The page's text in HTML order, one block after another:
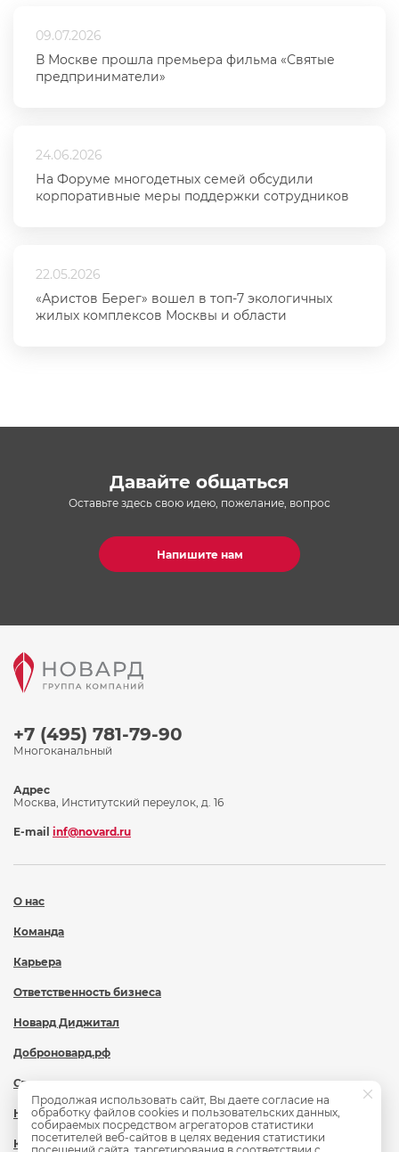
09.07.2026
В Москве прошла премьера фильма «Святые
предприниматели»
24.06.2026
На Форуме многодетных семей обсудили
корпоративные меры поддержки сотрудников
22.05.2026
«Аристов Берег» вошел в топ-7 экологичных
жилых комплексов Москвы и области
Давайте общаться
Оставьте здесь свою идею, пожелание, вопрос
Напишите нам
+7 (495) 781-79-90
Многоканальный
О нас
Команда
Карьера
Ответственность бизнеса
Новард Диджитал
Доброновард.рф
Статьи
Новости
Контакты
Адрес
Москва, Институтский переулок, д. 16
E-mail inf@novard.ru
Продолжая использовать сайт, Вы даете согласие на
обработку файлов cookies и пользовательских данных,
собираемых посредством агрегаторов статистики
посетителей веб-сайтов в целях ведения статистики